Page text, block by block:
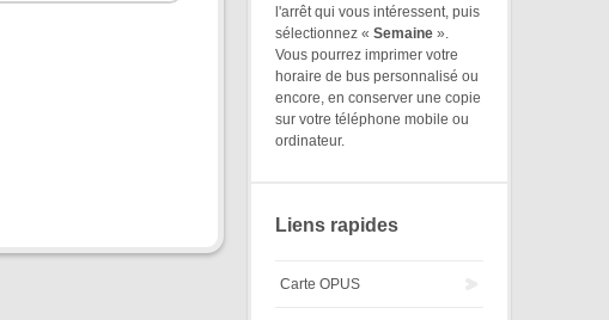
l'arrêt qui vous intéressent, puis
sélectionnez « Semaine ».
Vous pourrez imprimer votre
horaire de bus personnalisé ou
encore, en conserver une copie
sur votre téléphone mobile ou
ordinateur.
Liens rapides
Carte OPUS